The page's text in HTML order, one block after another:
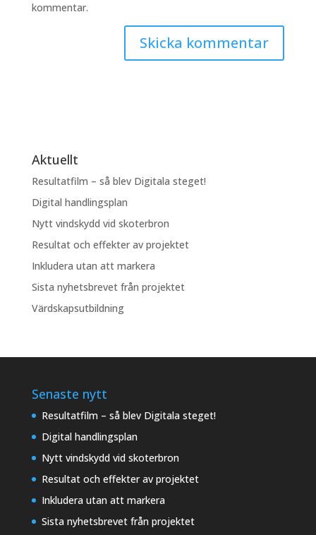
kommentar.
Aktuellt
Resultatfilm – så blev Digitala steget!
Digital handlingsplan
Nytt vindskydd vid skoterbron
Resultat och effekter av projektet
Inkludera utan att markera
Sista nyhetsbrevet från projektet
Värdskapsutbildning
Senaste nytt
Resultatfilm – så blev Digitala steget!
Digital handlingsplan
Nytt vindskydd vid skoterbron
Resultat och effekter av projektet
Inkludera utan att markera
Sista nyhetsbrevet från projektet